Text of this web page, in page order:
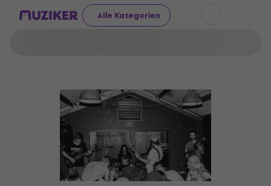
Alle Kategorien